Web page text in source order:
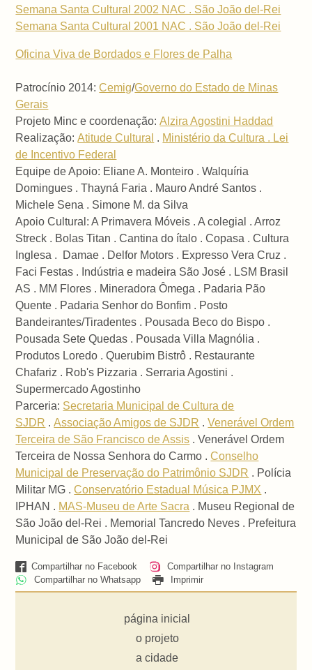
Semana Santa Cultural 2002 NAC . São João del-Rei
Semana Santa Cultural 2001 NAC . São João del-Rei
Oficina Viva de Bordados e Flores de Palha
Patrocínio 2014:Cemig/Governo do Estado de Minas
Gerais
Projeto Minc e coordenação:Alzira Agostini Haddad
Realização:Atitude Cultural . Ministério da Cultura . Lei
de Incentivo Federal
Equipe de Apoio: Eliane A. Monteiro . Walquíria
Domingues . Thayná Faria . Mauro André Santos .
Michele Sena . Simone M. da Silva
Apoio Cultural: A Primavera Móveis . A colegial . Arroz
Streck . Bolas Titan . Cantina do ítalo . Copasa . Cultura
Inglesa . Damae . Delfor Motors . Expresso Vera Cruz .
Faci Festas . Indústria e madeira São José . LSM Brasil
AS . MM Flores . Mineradora Ômega . Padaria Pão
Quente . Padaria Senhor do Bonfim . Posto
Bandeirantes/Tiradentes . Pousada Beco do Bispo .
Pousada Sete Quedas . Pousada Villa Magnólia .
Produtos Loredo . Querubim Bistrô . Restaurante
Chafariz . Rob's Pizzaria . Serraria Agostini .
Supermercado Agostinho
Parceria: Secretaria Municipal de Cultura de
SJDR .Associação Amigos de SJDR .Venerável Ordem
Terceira de São Francisco de Assis . Venerável Ordem
Terceira de Nossa Senhora do Carmo .Conselho
Municipal de Preservação do Patrimônio SJDR . Polícia
Militar MG .Conservatório Estadual Música PJMX .
IPHAN . MAS-Museu de Arte Sacra . Museu Regional de
São João del-Rei . Memorial Tancredo Neves . Prefeitura
Municipal de São João del-Rei
Compartilhar no Facebook
Compartilhar no Instagram
Compartilhar no Whatsapp
Imprimir
página inicial
o projeto
a cidade